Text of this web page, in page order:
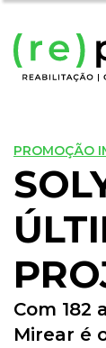
PROMOÇÃO
Com
Mirear é